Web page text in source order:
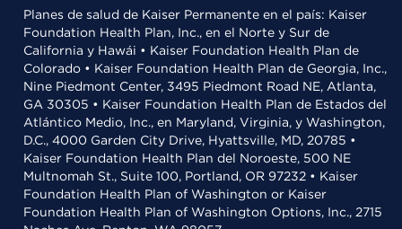
Planes de salud de Kaiser Permanente en el país: Kaiser
Foundation Health Plan, Inc., en el Norte y Sur de
California y Hawái • Kaiser Foundation Health Plan de
Colorado • Kaiser Foundation Health Plan de Georgia, Inc.,
Nine Piedmont Center, 3495 Piedmont Road NE, Atlanta,
GA 30305 • Kaiser Foundation Health Plan de Estados del
Atlántico Medio, Inc., en Maryland, Virginia, y Washington,
D.C., 4000 Garden City Drive, Hyattsville, MD, 20785 •
Kaiser Foundation Health Plan del Noroeste, 500 NE
Multnomah St., Suite 100, Portland, OR 97232 • Kaiser
Foundation Health Plan of Washington or Kaiser
Foundation Health Plan of Washington Options, Inc., 2715